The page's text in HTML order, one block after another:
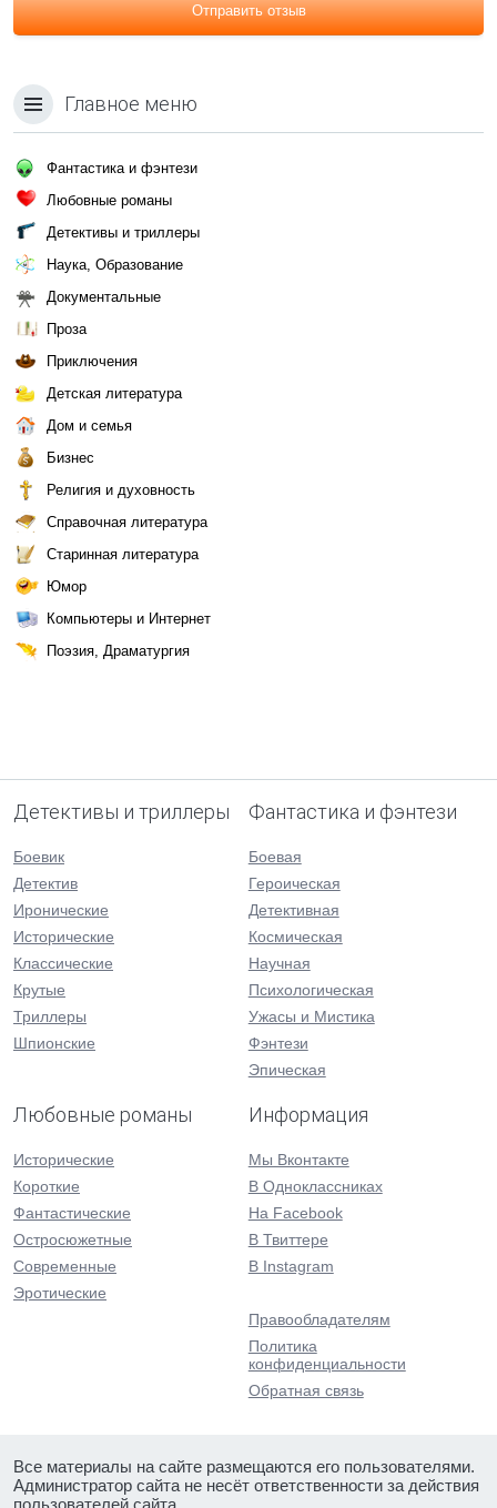
Отправить отзыв
Главное меню
Фантастика и фэнтези
Любовные романы
Детективы и триллеры
Наука, Образование
Документальные
Проза
Приключения
Детская литература
Дом и семья
Бизнес
Религия и духовность
Справочная литература
Старинная литература
Юмор
Компьютеры и Интернет
Поэзия, Драматургия
Детективы и триллеры
Боевик
Детектив
Иронические
Исторические
Классические
Крутые
Триллеры
Шпионские
Фантастика и фэнтези
Боевая
Героическая
Детективная
Космическая
Научная
Психологическая
Ужасы и Мистика
Фэнтези
Эпическая
Любовные романы
Исторические
Короткие
Фантастические
Остросюжетные
Современные
Эротические
Информация
Мы Вконтакте
В Одноклассниках
На Facebook
В Твиттере
В Instagram
Правообладателям
Политика
конфиденциальности
Обратная связь
Все материалы на сайте размещаются его пользователями.
Администратор сайта не несёт ответственности за действия
пользователей сайта.